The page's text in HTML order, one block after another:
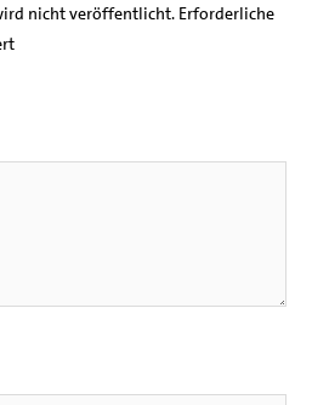
nicht veröffentlicht. Erforderliche